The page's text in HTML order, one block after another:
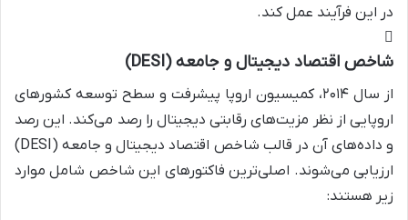
در این فرآیند عمل کند.
شاخص اقتصاد دیجیتال و جامعه (DESI)
از سال ۲۰۱۴، کمیسیون اروپا پیشرفت و سطح توسعه کشورهای
اروپایی از نظر مزیت‌های رقابتی دیجیتال را رصد می‌کند. این رصد
و داده‌های آن در قالب شاخص اقتصاد دیجیتال و جامعه (DESI)
ارزیابی می‌شوند. اصلی‌ترین فاکتورهای این شاخص شامل موارد
زیر هستند: